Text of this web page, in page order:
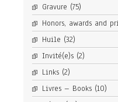
Gravure (75)
Honors, awards and
Huile (32)
Invité(e)s (2)
Links (2)
Livres – Books (10)